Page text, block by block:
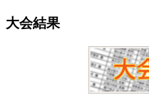
大会結果